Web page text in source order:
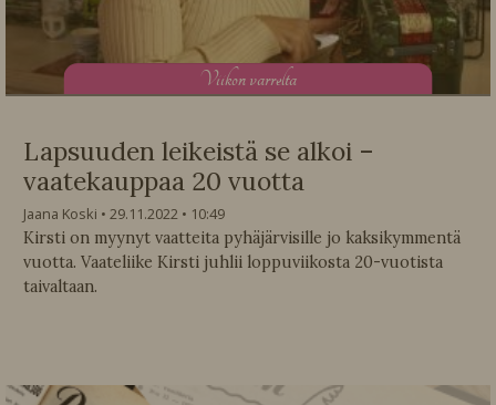
Viikon varrelta
Lapsuuden leikeistä se alkoi –
vaatekauppaa 20 vuotta
Jaana Koski 29.11.2022
10:49
Kirsti on myynyt vaatteita pyhäjärvisille jo kaksikymmentä
vuotta. Vaateliike Kirsti juhlii loppuviikosta 20-vuotista
taivaltaan.